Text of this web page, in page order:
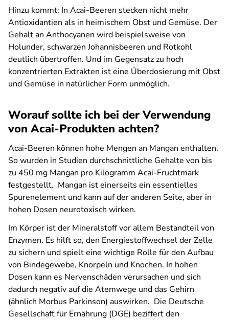
Hinzu kommt: In Acai-Beeren stecken nicht mehr
Antioxidantien als in heimischem Obst und Gemüse. Der
Gehalt an Anthocyanen wird beispielsweise von
Holunder, schwarzen Johannisbeeren und Rotkohl
deutlich übertroffen. Und im Gegensatz zu hoch
konzentrierten Extrakten ist eine Überdosierung mit Obst
und Gemüse in natürlicher Form unmöglich.
Worauf sollte ich bei der Verwendung
von Acai-Produkten achten?
Acai-Beeren können hohe Mengen an Mangan enthalten.
So wurden in Studien durchschnittliche Gehalte von bis
zu 450 mg Mangan pro Kilogramm Acai-Fruchtmark
festgestellt. Mangan ist einerseits ein essentielles
Spurenelement und kann auf der anderen Seite, aber in
hohen Dosen neurotoxisch wirken.
Im Körper ist der Mineralstoff vor allem Bestandteil von
Enzymen. Es hilft so, den Energiestoffwechsel der Zelle
zu sichern und spielt eine wichtige Rolle für den Aufbau
von Bindegewebe, Knorpeln und Knochen. In hohen
Dosen kann es Nervenschäden verursachen und sich
dadurch negativ auf die Atemwege und das Gehirn
(ähnlich Morbus Parkinson) auswirken. Die Deutsche
Gesellschaft für Ernährung (DGE) beziffert den